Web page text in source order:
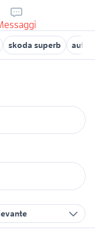
skoda superb auto